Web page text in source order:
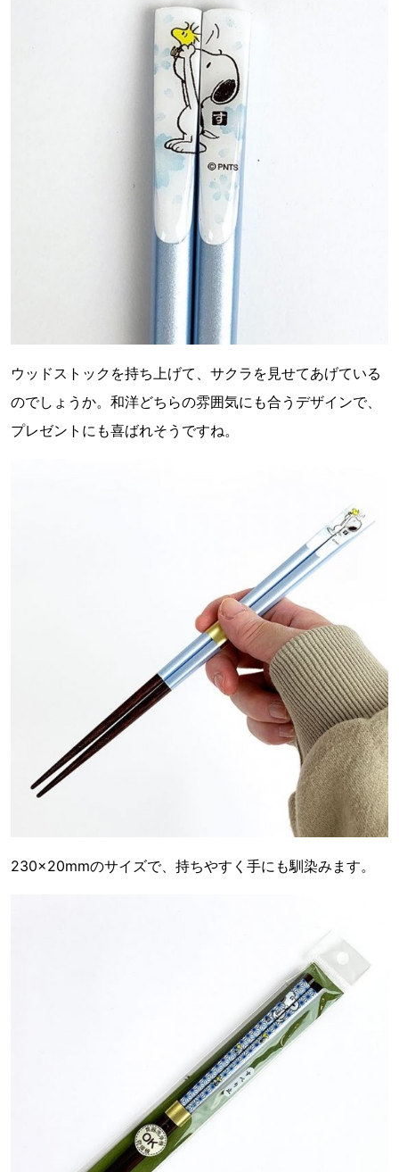
ウッドストックを持ち上げて、サクラを見せてあげている
のでしょうか。和洋どちらの雰囲気にも合うデザインで、
プレゼントにも喜ばれそうですね。
230×20mmのサイズで、持ちやすく手にも馴染みます。